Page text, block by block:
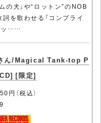
の犬」や“ロットン”のNOB
を歌わせる「コンプライ
ッ……
ん/Magical Tank-top P
[限定]
（税込）